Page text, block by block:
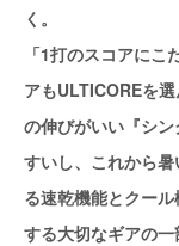
く。
「1打のスコアに
アもULTICOREを
の伸びがいい『シ
すいし、これから
る速乾機能とクー
する大切なギアの一